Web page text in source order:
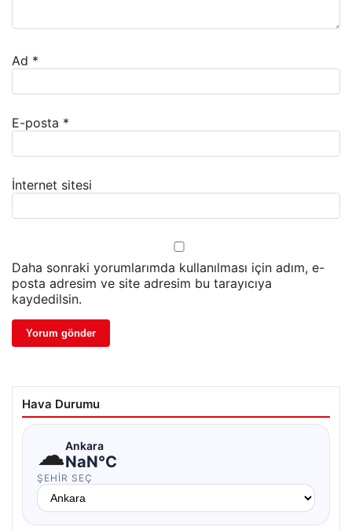
Ad *
E-posta *
İnternet sitesi
Daha sonraki yorumlarımda kullanılması için adım, e-
posta adresim ve site adresim bu tarayıcıya
kaydedilsin.
Hava Durumu
☁Ankara
NaN°C
ŞEHIR SEÇ